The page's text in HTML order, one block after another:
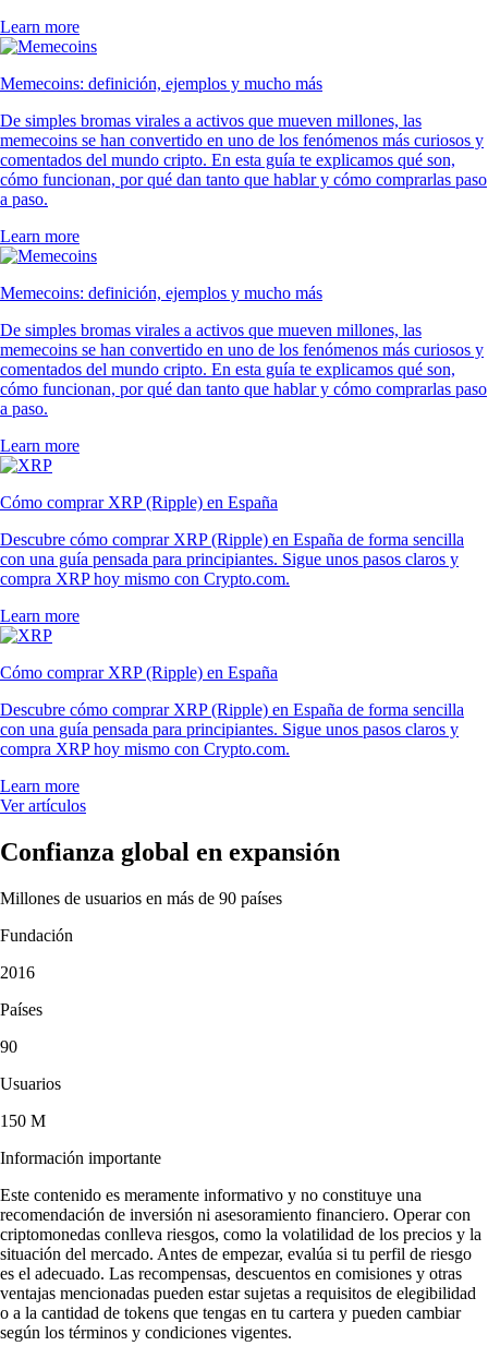
Learn more
Memecoins: definición, ejemplos y mucho más
De simples bromas virales a activos que mueven millones, las
memecoins se han convertido en uno de los fenómenos más curiosos y
comentados del mundo cripto. En esta guía te explicamos qué son,
cómo funcionan, por qué dan tanto que hablar y cómo comprarlas paso
a paso.
Learn more
Memecoins: definición, ejemplos y mucho más
De simples bromas virales a activos que mueven millones, las
memecoins se han convertido en uno de los fenómenos más curiosos y
comentados del mundo cripto. En esta guía te explicamos qué son,
cómo funcionan, por qué dan tanto que hablar y cómo comprarlas paso
a paso.
Learn more
Cómo comprar XRP (Ripple) en España
Descubre cómo comprar XRP (Ripple) en España de forma sencilla
con una guía pensada para principiantes. Sigue unos pasos claros y
compra XRP hoy mismo con Crypto.com.
Learn more
Cómo comprar XRP (Ripple) en España
Descubre cómo comprar XRP (Ripple) en España de forma sencilla
con una guía pensada para principiantes. Sigue unos pasos claros y
compra XRP hoy mismo con Crypto.com.
Learn more
Ver artículos
Confianza global en expansión
Millones de usuarios en más de 90 países
Fundación
2016
Países
90
Usuarios
150 M
Información importante
Este contenido es meramente informativo y no constituye una
recomendación de inversión ni asesoramiento financiero. Operar con
criptomonedas conlleva riesgos, como la volatilidad de los precios y la
situación del mercado. Antes de empezar, evalúa si tu perfil de riesgo
es el adecuado. Las recompensas, descuentos en comisiones y otras
ventajas mencionadas pueden estar sujetas a requisitos de elegibilidad
o a la cantidad de tokens que tengas en tu cartera y pueden cambiar
según los términos y condiciones vigentes.